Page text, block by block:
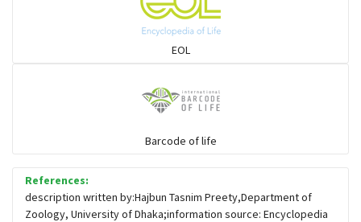
চড়ুই-বাবুই-খঞ্জন-তুলিকা-মুনিয়া
চিল-বাজ -ঈগল-শিকরে
চ্যাগা, বাটান, জিরিয়া ও তাদের সহজাত
EOL
Barcode of life
References:
description written by:Hajbun Tasnim Preety,Department of
Zoology, University of Dhaka;information source: Encyclopedia